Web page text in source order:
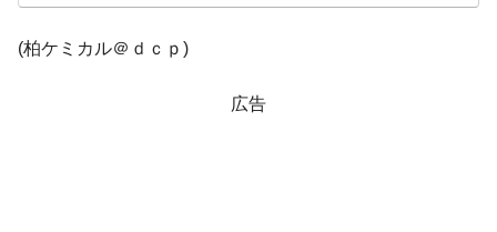
発動！
『Money1』
IT産業は人を雇用する効果は低い。全産業の
韓国「株式市場が賭博場のように変質した
(柏ケミカル＠ｄｃｐ)
広告